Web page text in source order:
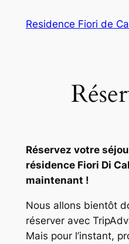
Residence Fiori de
Réservez votre
résidence Fiori Di
maintenant !
Nous allons bientôt
réserver avec
Mais pour l’instant,